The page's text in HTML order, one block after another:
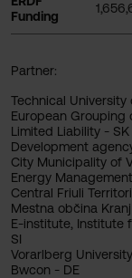
Funding
Partner:
Technical University
European Grouping
Limited Liability - SK
Development
City Municipality of
Energy
Central Friuli
Mestna občina
E-institute, Institute
SI
Vorarlberg
Bwcon - DE